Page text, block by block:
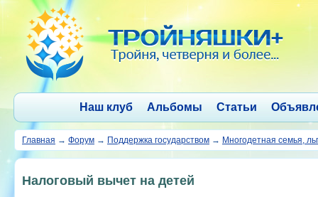
Наш клуб Альбомы Статьи
Главная → Форум → Поддержка государством → Многодетная семья,
Налоговый вычет на детей